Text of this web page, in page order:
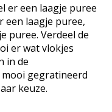
er een laagje puree
een laagje puree,
puree. Verdeel de
er wat vlokjes
in de
gegratineerd
keuze.